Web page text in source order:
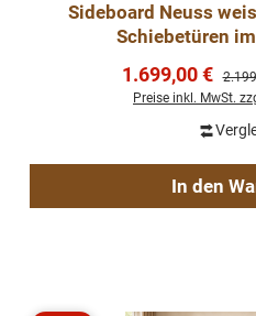
Sideboard Neuss
Schiebetüren
Verkaufspreis:
1.699,00 €
Preise inkl. MwSt.
In den